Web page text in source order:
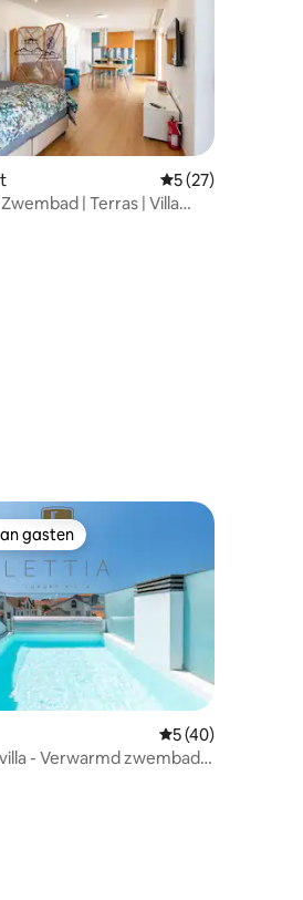
4,8 op 5, 79 recensies
Gemiddelde
5 (27)
| Terras | Villa
gasten
gasten
Gemiddelde
5 (40)
- Verwarmd zwembad